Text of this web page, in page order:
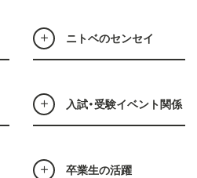
ニトベのセンセイ
入試・受験イベント関係
卒業生の活躍